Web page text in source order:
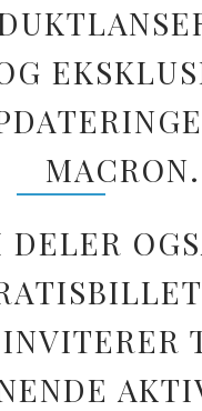
MACRON.
DELER
INVITERER